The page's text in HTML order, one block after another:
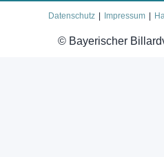
Datenschutz Impressum
© Bayerischer